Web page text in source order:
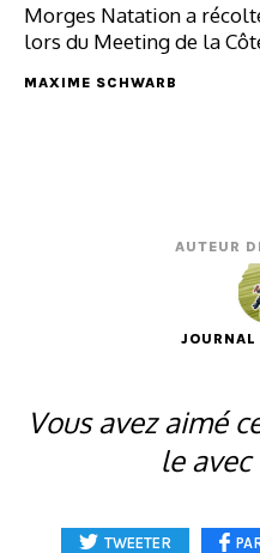
Morges Natation a
lors du Meeting de la
MAXIME SCHWARB
AUTEUR
JOURNAL
Vous avez aimé
le avec
TWEETER